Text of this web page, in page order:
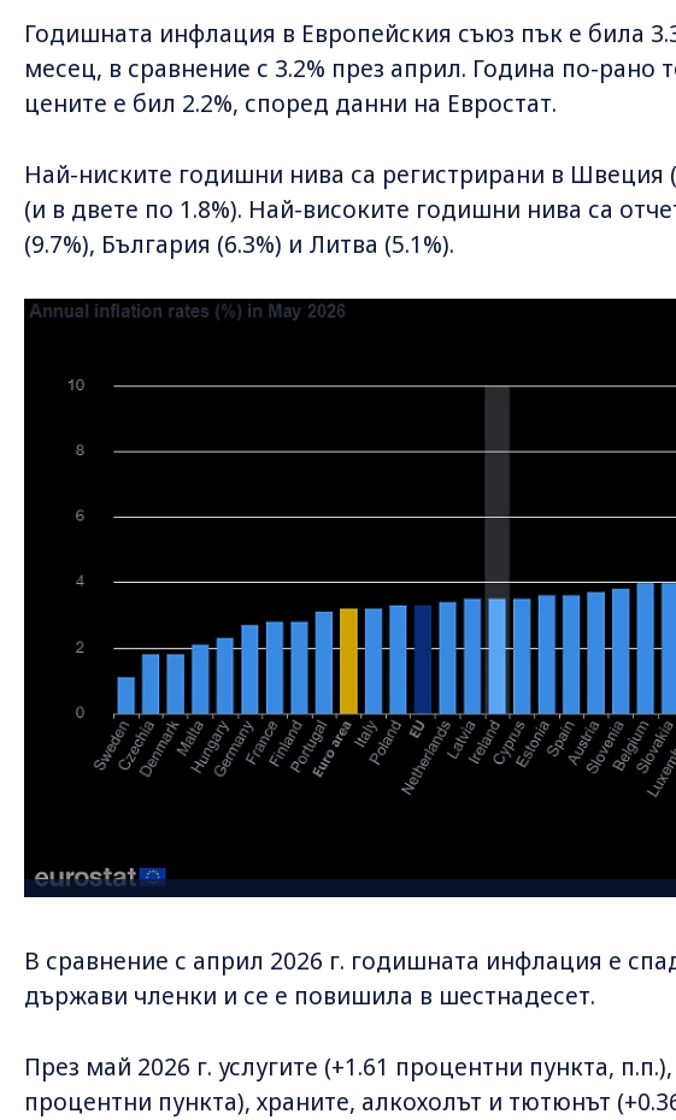
Годишната инфлация в Европейския съюз пък е била
месец, в сравнение с 3.2% през април. Година по-рано
цените е бил 2.2%, според данни на Евростат.
Най-ниските годишни нива са регистрирани в Швеция
(и в двете по 1.8%). Най-високите годишни нива са
(9.7%), България (6.3%) и Литва (5.1%).
В сравнение с април 2026 г. годишната инфлация е
държави членки и се е повишила в шестнадесет.
През май 2026 г. услугите (+1.61 процентни пункта,
процентни пункта), храните, алкохолът и тютюнът